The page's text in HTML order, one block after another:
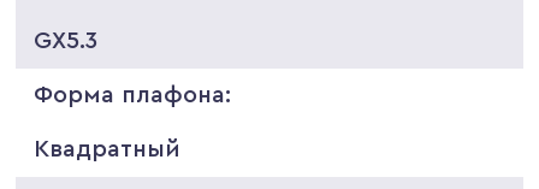
GX5.3
Форма плафона:
Квадратный